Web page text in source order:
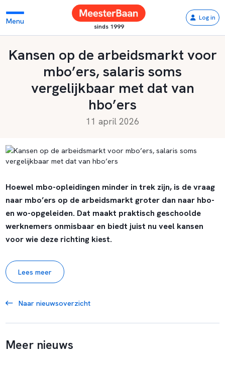
Menu
sinds 1999
Log in
Kansen op de arbeidsmarkt voor
mbo’ers, salaris soms
vergelijkbaar met dat van
hbo’ers
11 april 2026
Hoewel mbo-opleidingen minder in trek zijn, is de vraag
naar mbo’ers op de arbeidsmarkt groter dan naar hbo-
en wo-opgeleiden. Dat maakt praktisch geschoolde
werknemers onmisbaar en biedt juist nu veel kansen
voor wie deze richting kiest.
Lees meer
Naar nieuwsoverzicht
Meer nieuws